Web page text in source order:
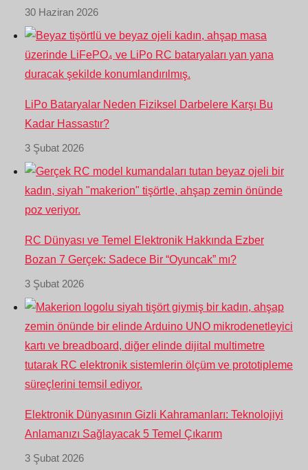
30 Haziran 2026
LiPo Bataryalar Neden Fiziksel Darbelere Karşı Bu
Kadar Hassastır?
3 Şubat 2026
RC Dünyası ve Temel Elektronik Hakkında Ezber
Bozan 7 Gerçek: Sadece Bir “Oyuncak” mı?
3 Şubat 2026
Elektronik Dünyasının Gizli Kahramanları: Teknolojiyi
Anlamanızı Sağlayacak 5 Temel Çıkarım
3 Şubat 2026